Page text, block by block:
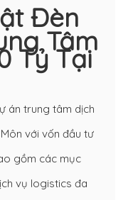
Đèn
Tâm
Tỷ Tại
án trung tâm dịch
với vốn đầu tư
gồm các mục
vụ logistics đa